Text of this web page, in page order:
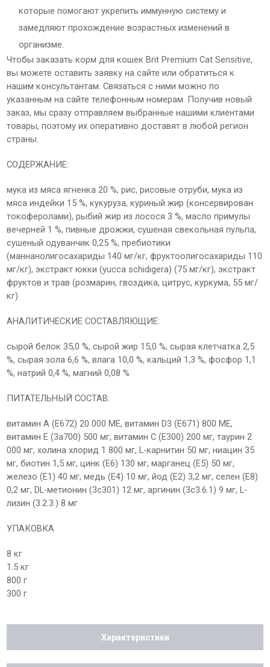
которые помогают укрепить иммунную систему и
замедляют прохождение возрастных изменений в
организме.
Чтобы заказать корм для кошек Brit Premium Cat Sensitive,
вы можете оставить заявку на сайте или обратиться к
нашим консультантам. Связаться с ними можно по
указанным на сайте телефонным номерам. Получив новый
заказ, мы сразу отправляем выбранные нашими клиентами
товары, поэтому их оперативно доставят в любой регион
страны.
СОДЕРЖАНИЕ:
мука из мяса ягненка 20 %, рис, рисовые отруби, мука из
мяса индейки 15 %, кукуруза, куриный жир (консервирован
токоферолами), рыбий жир из лосося 3 %, масло примулы
вечерней 1 %, пивные дрожжи, сушеная свекольная пульпа,
сушеный одуванчик 0,25 %, пребиотики
(маннанолигосахариды 140 мг/кг, фруктоолигосахариды 110
мг/кг), экстракт юкки (yucca schidigera) (75 мг/кг), экстракт
фруктов и трав (розмарин, гвоздика, цитрус, куркума, 55 мг/
кг)
АНАЛИТИЧЕСКИЕ СОСТАВЛЯЮЩИЕ:
cырой белок 35,0 %, сырой жир 15,0 %, сырая клетчатка 2,5
%, сырая зола 6,6 %, влага 10,0 %, кальций 1,3 %, фосфор 1,1
%, натрий 0,4 %, магний 0,08 %
ПИТАТЕЛЬНЫЙ СОСТАВ:
витамин А (Е672) 20 000 МЕ, витамин D3 (E671) 800 МЕ,
витамин E (3a700) 500 мг, витамин C (E300) 200 мг, таурин 2
000 мг, холина хлорид 1 800 мг, L-карнитин 50 мг, ниацин 35
мг, биотин 1,5 мг, цинк (E6) 130 мг, марганец (E5) 50 мг,
железо (E1) 40 мг, медь (E4) 10 мг, йод (E2) 3,2 мг, селен (E8)
0,2 мг, DL-метионин (3c301) 12 мг, аргинин (3c3.6.1) 9 мг, L-
лизин (3.2.3.) 8 мг
УПАКОВКА
8 кг
1.5 кг
800 г
300 г
Характеристики